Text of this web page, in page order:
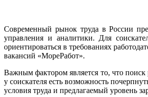
Современный рынок труда в России
управления и аналитики. Для
ориентироваться в требованиях
вакансий «МореРабот».
Важным фактором является то, что
у соискателя есть возможность
условия труда и предлагаемый уровень